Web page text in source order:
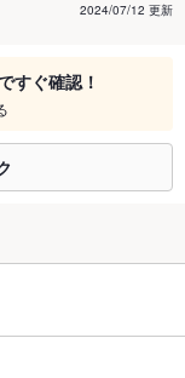
2024/07/12 更新
すぐ確認！